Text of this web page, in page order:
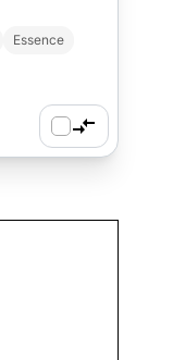
Essence